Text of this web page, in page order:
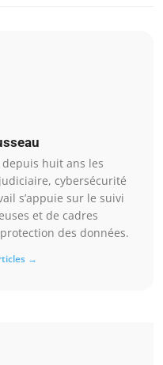
huit ans les
cybersécurité
s’appuie sur le suivi
et de cadres
des données.
→